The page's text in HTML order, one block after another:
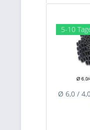
5-10
Ø 6,0 /